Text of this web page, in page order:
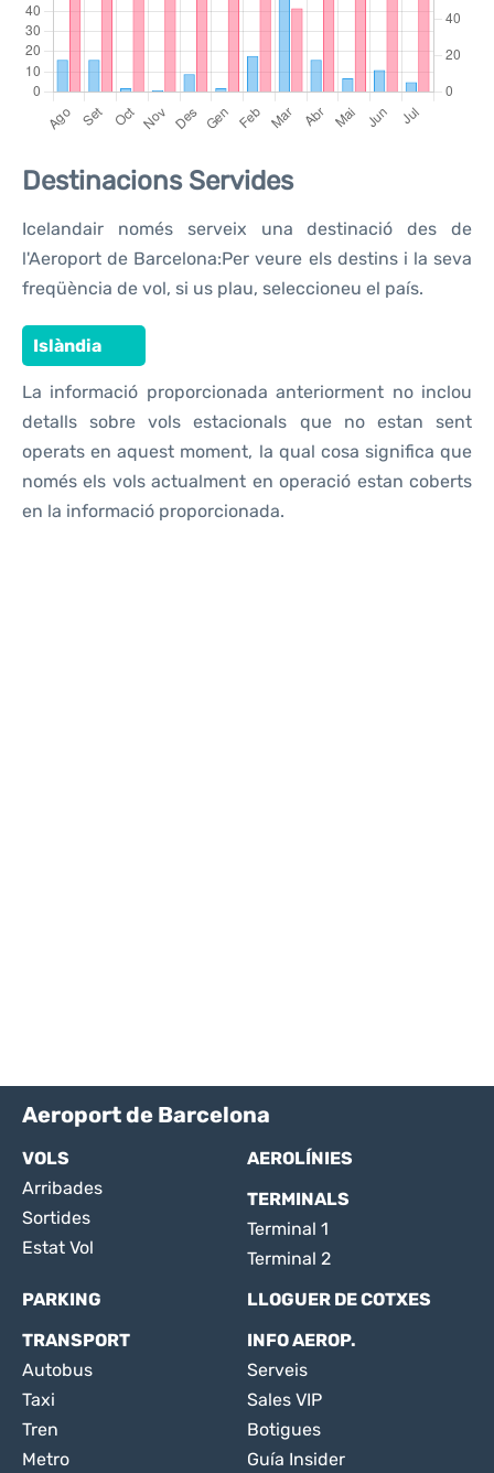
Destinacions Servides
Icelandair només serveix una destinació des de
l'Aeroport de Barcelona:Per veure els destins i la seva
freqüència de vol, si us plau, seleccioneu el país.
Islàndia
La informació proporcionada anteriorment no inclou
detalls sobre vols estacionals que no estan sent
operats en aquest moment, la qual cosa significa que
només els vols actualment en operació estan coberts
en la informació proporcionada.
Aeroport de Barcelona
VOLS
Arribades
Sortides
Estat Vol
AEROLÍNIES
TERMINALS
Terminal 1
Terminal 2
PARKING
LLOGUER DE COTXES
TRANSPORT
Autobus
Taxi
Tren
Metro
INFO AEROP.
Serveis
Sales VIP
Botigues
Guía Insider